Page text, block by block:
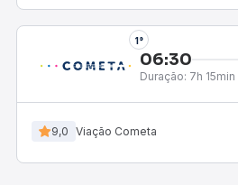
1°
06:30
Duração: 7h 15min
9,0 Viação Cometa